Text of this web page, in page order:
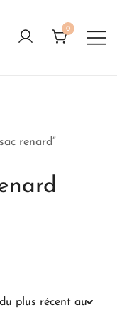
0
renard”